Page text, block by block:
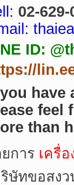
02-629-
ID:
have
feel
than
การ เครื่
ษัทขอสงว